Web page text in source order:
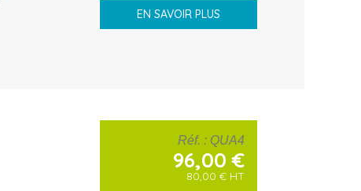
EN SAVOIR PLUS
Réf. : QUA4
96,00 €
80,00 € HT